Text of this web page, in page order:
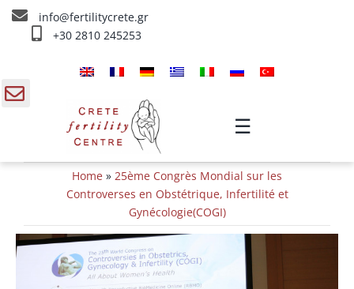
Skip
info@fertilitycrete.gr
+30 2810 245253
☰
À propos de nous
Fecondation traitements
Rajeunissement et Fertilité
IV traitements
Info
Home » 25ème Congrès Mondial sur les
Controverses en Obstétrique, Infertilité et
Gynécologie(COGI)